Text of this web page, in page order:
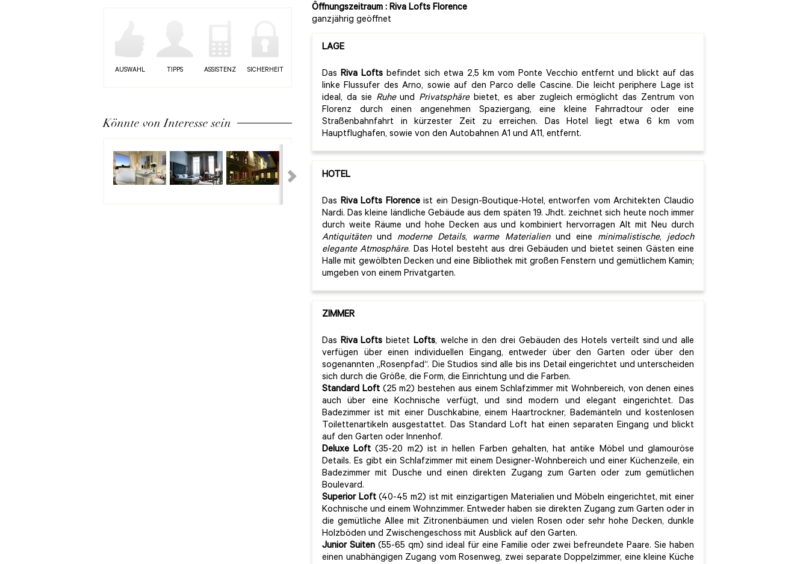
AUSWAHL TIPPS ASSISTENZ SICHERHEIT
Könnte von Interesse sein
Öffnungszeitraum : Riva Lofts Florence
ganzjährig geöffnet
LAGE
Das Riva Lofts befindet sich etwa 2,5 km vom Ponte Vecchio entfernt und blickt auf das
linke Flussufer des Arno, sowie auf den Parco delle Cascine. Die leicht periphere Lage ist
ideal, da sie Ruheund Privatsphärebietet, es aber zugleich ermöglicht das Zentrum von
Florenz durch einen angenehmen Spaziergang, eine kleine Fahrradtour oder eine
Straßenbahnfahrt in kürzester Zeit zu erreichen. Das Hotel liegt etwa 6 km vom
Hauptflughafen, sowie von den Autobahnen A1 und A11, entfernt.
HOTEL
Das Riva Lofts Florenceist ein Design-Boutique-Hotel, entworfen vom Architekten Claudio
Nardi. Das kleine ländliche Gebäude aus dem späten 19. Jhdt. zeichnet sich heute noch immer
durch weite Räume und hohe Decken aus und kombiniert hervorragen Alt mit Neu durch
Antiquitätenund moderne Details, warme Materialienund eine minimalistische,jedoch
elegante Atmosphäre. Das Hotel besteht aus drei Gebäuden und bietet seinen Gästen eine
Halle mit gewölbten Decken und eine Bibliothek mit großen Fenstern und gemütlichem Kamin;
umgeben von einem Privatgarten.
ZIMMER
Das Riva Lofts bietet Lofts, welche in den drei Gebäuden des Hotels verteilt sind und alle
verfügen über einen individuellen Eingang, entweder über den Garten oder über den
sogenannten „Rosenpfad“. Die Studios sind alle bis ins Detail eingerichtet und unterscheiden
sich durch die Größe, die Form, die Einrichtung und die Farben.
Standard Loft(25 m2) bestehen aus einem Schlafzimmer mit Wohnbereich, von denen eines
auch über eine Kochnische verfügt, und sind modern und elegant eingerichtet. Das
Badezimmer ist mit einer Duschkabine, einem Haartrockner, Bademänteln und kostenlosen
Toilettenartikeln ausgestattet. Das Standard Loft hat einen separaten Eingang und blickt
auf den Garten oder Innenhof.
Deluxe Loft (35-20 m2) ist in hellen Farben gehalten, hat antike Möbel und glamouröse
Details. Es gibt ein Schlafzimmer mit einem Designer-Wohnbereich und einer Küchenzeile, ein
Badezimmer mit Dusche und einen direkten Zugang zum Garten oder zum gemütlichen
Boulevard.
Superior Loft(40-45 m2) ist mit einzigartigen Materialien und Möbeln eingerichtet, mit einer
Kochnische und einem Wohnzimmer. Entweder haben sie direkten Zugang zum Garten oder in
die gemütliche Allee mit Zitronenbäumen und vielen Rosen oder sehr hohe Decken, dunkle
Holzböden und Zwischengeschoss mit Ausblick auf den Garten.
Junior Suiten (55-65 qm) sind ideal für eine Familie oder zwei befreundete Paare. Sie haben
einen unabhängigen Zugang vom Rosenweg, zwei separate Doppelzimmer, eine kleine Küche